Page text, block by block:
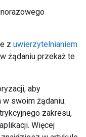
z uwierzytelnianiem
żądaniu przekaż te
aby
w swoim żądaniu.
zakresu,
Więcej